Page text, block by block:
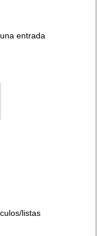
entrada
listas